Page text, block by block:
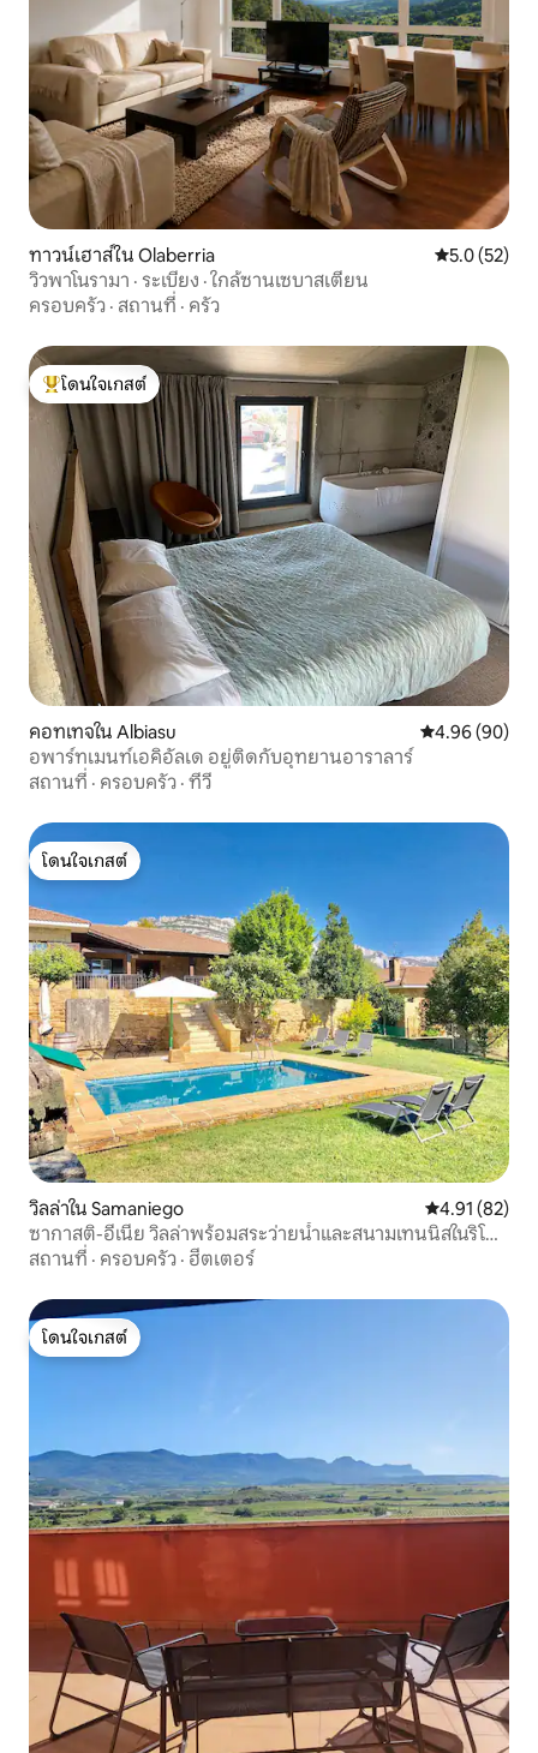
ทาวน์เฮาส์ใน Olaberria คะแนนเฉลี่ย
5.0 (52)
วิวพาโนรามา · ระเบียง · ใกล้ซานเซบาสเตียน
ครอบครัว · สถานที่ · ครัว
โดนใจเกสต์ที่สุด
โดนใจเกสต์
คอทเทจใน Albiasu คะแนนเฉลี่ย
4.96 (90)
อพาร์ทเมนท์เอคิอัลเด อยู่ติดกับอุทยานอาราลาร์
สถานที่ · ครอบครัว · ทีวี
โดนใจเกสต์
โดนใจเกสต์
วิลล่าใน Samaniego คะแนนเฉลี่ย
4.91 (82)
ซากาสติ-อีเนีย วิลล่าพร้อมสระว่ายน้ำและสนามเทนนิสในริโอ
ฮา
สถานที่ · ครอบครัว · ฮีตเตอร์
โดนใจเกสต์
โดนใจเกสต์